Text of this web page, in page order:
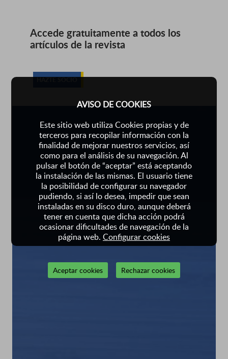
AVISO DE COOKIES
Este sitio web utiliza Cookies propias y de
terceros para recopilar información con la
finalidad de mejorar nuestros servicios, así
como para el análisis de su navegación. Al
pulsar el botón de “aceptar” está aceptando
la instalación de las mismas. El usuario tiene
la posibilidad de configurar su navegador
pudiendo, si así lo desea, impedir que sean
instaladas en su disco duro, aunque deberá
tener en cuenta que dicha acción podrá
ocasionar dificultades de navegación de la
página web. Configurar cookies
Aceptar cookies Rechazar cookies
Accede gratuitamente a todos los
artículos de la revista
HAZTE SOCIO